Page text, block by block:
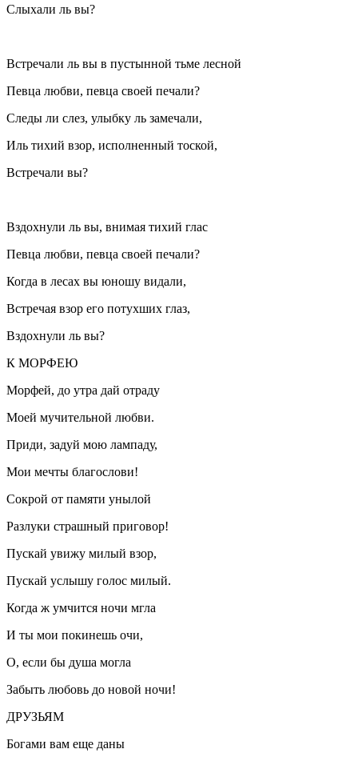
Слыхали ль вы?
Встречали ль вы в пустынной тьме лесной
Певца любви, певца своей печали?
Следы ли слез, улыбку ль замечали,
Иль тихий взор, исполненный тоской,
Встречали вы?
Вздохнули ль вы, внимая тихий глас
Певца любви, певца своей печали?
Когда в лесах вы юношу видали,
Встречая взор его потухших глаз,
Вздохнули ль вы?
К МОРФЕЮ
Морфей, до утра дай отраду
Моей мучительной любви.
Приди, задуй мою лампаду,
Мои мечты благослови!
Сокрой от памяти унылой
Разлуки страшный приговор!
Пускай увижу милый взор,
Пускай услышу голос милый.
Когда ж умчится ночи мгла
И ты мои покинешь очи,
О, если бы душа могла
Забыть любовь до новой ночи!
ДРУЗЬЯМ
Богами вам еще даны